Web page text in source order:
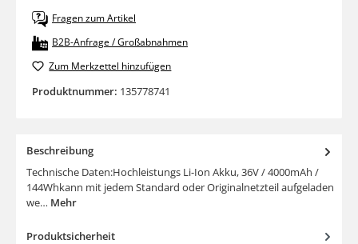
Fragen zum Artikel
B2B-Anfrage / Großabnahmen
Zum Merkzettel hinzufügen
Produktnummer: 135778741
Beschreibung
Technische Daten:Hochleistungs Li-Ion Akku, 36V / 4000mAh /
144Whkann mit jedem Standard oder Originalnetzteil aufgeladen
we… Mehr
Produktsicherheit